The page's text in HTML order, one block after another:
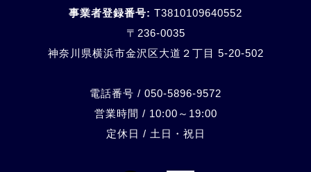
事業者登録番号: T3810109640552
〒236-0035
神奈川県横浜市金沢区大道２丁目 5-20-502
電話番号 / 050-5896-9572
営業時間 / 10:00～19:00
定休日 / 土日・祝日